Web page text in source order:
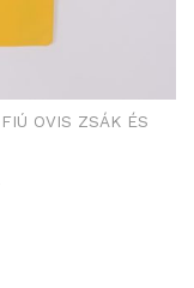
FIÚ OVIS ZSÁK ÉS